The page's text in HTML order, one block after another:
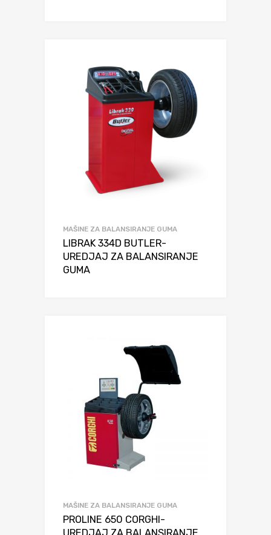
MAŠINE ZA BALANSIRANJE GUMA
LIBRAK 334D BUTLER-
UREDJAJ ZA BALANSIRANJE
GUMA
MAŠINE ZA BALANSIRANJE GUMA
PROLINE 650 CORGHI-